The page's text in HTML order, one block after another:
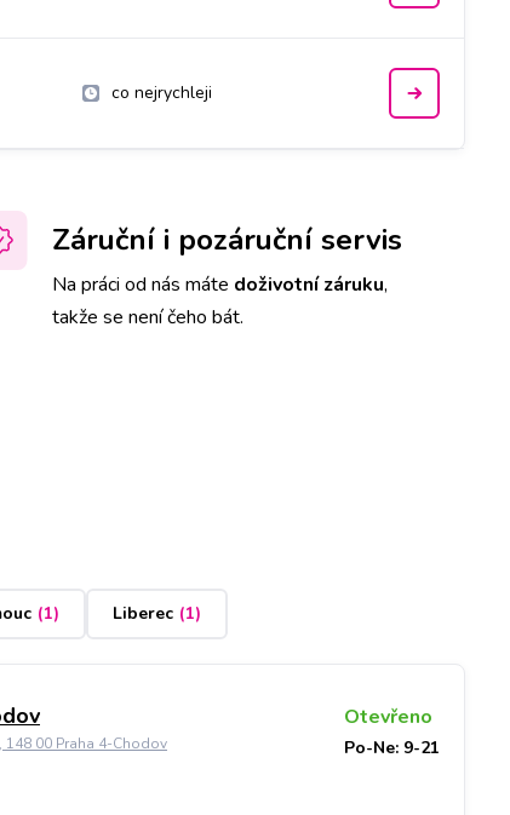
co nejrychleji
Záruční i pozáruční servis
Na práci od nás máte doživotní záruku,
takže se není čeho bát.
(1) Liberec (1)
148 00 Praha 4-Chodov
Otevřeno
Po-Ne: 9-21